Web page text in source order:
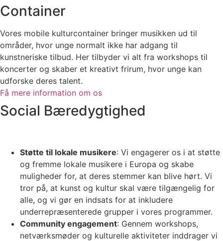
Container
Vores mobile kulturcontainer bringer musikken ud til
områder, hvor unge normalt ikke har adgang til
kunstneriske tilbud. Her tilbyder vi alt fra workshops til
koncerter og skaber et kreativt frirum, hvor unge kan
udforske deres talent.
Få mere information om os
Social Bæredygtighed
Støtte til lokale musikere: Vi engagerer os i at støtte
og fremme lokale musikere i Europa og skabe
muligheder for, at deres stemmer kan blive hørt. Vi
tror på, at kunst og kultur skal være tilgængelig for
alle, og vi gør en indsats for at inkludere
underrepræsenterede grupper i vores programmer.
Community engagement: Gennem workshops,
netværksmøder og kulturelle aktiviteter inddrager vi